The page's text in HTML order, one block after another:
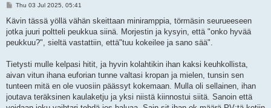
P
s
Thu 03 Jul 2025, 05:41
Kävin tässä yöllä vähän skeittaan miniramppia, törmäsin seurueeseen
jotka juuri poltteli peukkua siinä. Morjestin ja kysyin, että "onko hyvää
peukkuu?", sieltä vastattiin, että"tuu kokeilee ja sano sää".
Tietysti mulle kelpasi hitit, ja hyvin kolahtikin ihan kaksi keuhkollista,
aivan vitun ihana euforian tunne valtasi kropan ja mielen, tunsin sen
tunteen mitä en ole vuosiin päässyt kokemaan. Mulla oli sellainen, ihan
joutava teräksinen kaulaketju ja yksi niistä kiinnostui siitä. Sanoin että